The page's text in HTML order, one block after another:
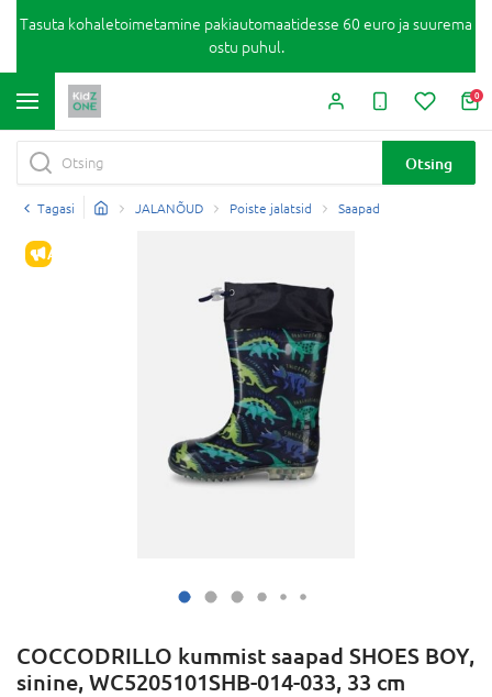
Tasuta kohaletoimetamine pakiautomaatidesse 60 euro ja suurema
ostu puhul.
0
Otsing
Tagasi JALANÕUD Poiste jalatsid Saapad
ALLAHINDLUS
COCCODRILLO kummist saapad SHOES BOY,
sinine, WC5205101SHB-014-033, 33 cm